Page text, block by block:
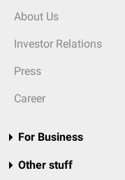
About Us
Investor Relations
Press
Career
For Business
Other stuff